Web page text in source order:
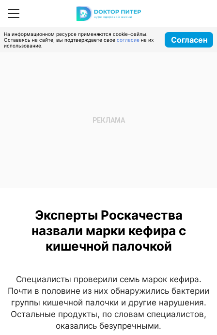
На информационном ресурсе применяются cookie-файлы.
Оставаясь на сайте, вы подтверждаете свое согласие на их
использование.
Согласен
Эксперты Роскачества
назвали марки кефира с
кишечной палочкой
Специалисты проверили семь марок кефира.
Почти в половине из них обнаружились бактерии
группы кишечной палочки и другие нарушения.
Остальные продукты, по словам специалистов,
оказались безупречными.